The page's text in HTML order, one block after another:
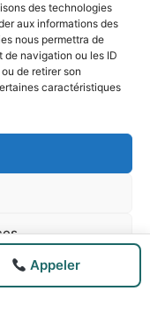
des technologies
aux informations des
nous permettra de
de navigation ou les ID
de retirer son
caractéristiques
Appeler